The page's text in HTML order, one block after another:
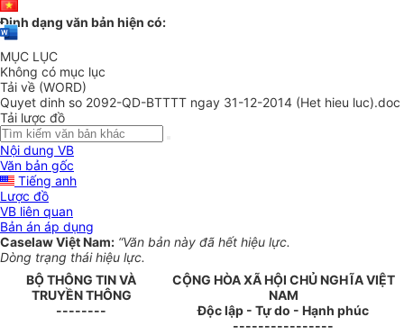
Định dạng văn bản hiện có:
MỤC LỤC
Không có mục lục
Tải về (WORD)
Quyet dinh so 2092-QD-BTTTT ngay 31-12-2014 (Het hieu luc).doc
Tải lược đồ
Nội dung VB
Văn bản gốc
Tiếng anh
Lược đồ
VB liên quan
Bản án áp dụng
Caselaw Việt Nam: “Văn bản này đã hết hiệu lực.
Dòng trạng thái hiệu lực.
BỘ THÔNG TIN VÀ
TRUYỀN THÔNG
--------
CỘNG HÒA XÃ HỘI CHỦ NGHĨA VIỆT
NAM
Độc lập - Tự do - Hạnh phúc
----------------